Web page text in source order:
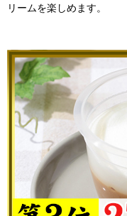
リームを楽しめます。